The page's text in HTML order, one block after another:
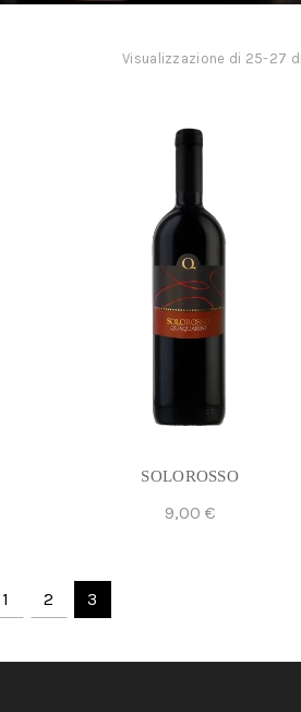
Visualizzazione di 25-27
SOLOROSSO
9,00 €
1 2 3